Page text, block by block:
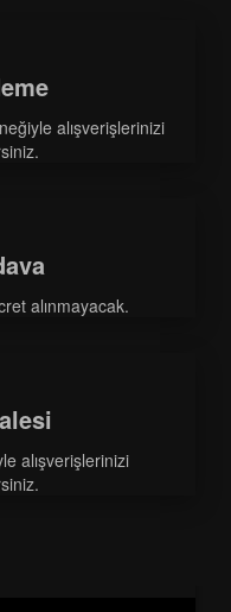
alışverişlerinizi
alınmayacak.
alışverişlerinizi